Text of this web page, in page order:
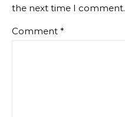
the next time I comment.
Comment *